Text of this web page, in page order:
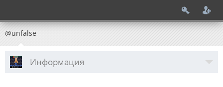
@unfalse
Информация